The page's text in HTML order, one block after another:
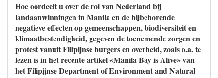
Hoe oordeelt u over de rol van Nederland bij
landaanwinningen in Manila en de bijbehorende
negatieve effecten op gemeenschappen, biodiversiteit en
klimaatbestendigheid, gegeven de toenemende zorgen en
protest vanuit Filipijnse burgers en overheid, zoals o.a. te
lezen is in het recente artikel «Manila Bay is Alive» van
het Filipijnse Department of Environment and Natural